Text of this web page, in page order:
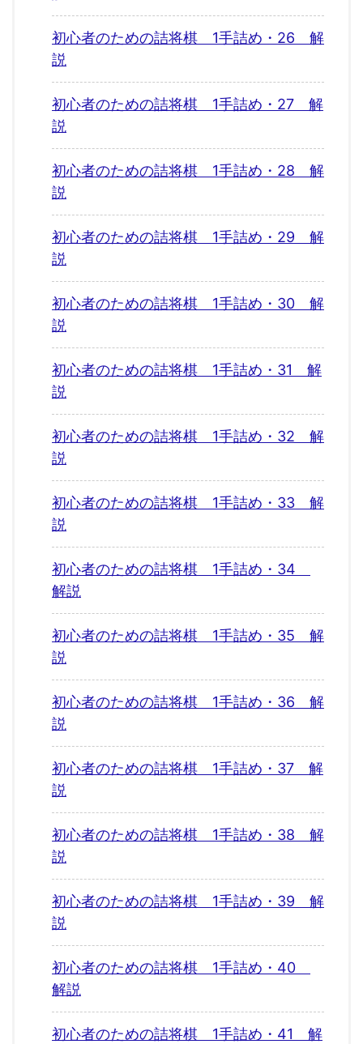
初心者のための詰将棋 1手詰め・26 解
説
初心者のための詰将棋 1手詰め・27 解
説
初心者のための詰将棋 1手詰め・28 解
説
初心者のための詰将棋 1手詰め・29 解
説
初心者のための詰将棋 1手詰め・30 解
説
初心者のための詰将棋 1手詰め・31 解
説
初心者のための詰将棋 1手詰め・32 解
説
初心者のための詰将棋 1手詰め・33 解
説
初心者のための詰将棋 1手詰め・34
解説
初心者のための詰将棋 1手詰め・35 解
説
初心者のための詰将棋 1手詰め・36 解
説
初心者のための詰将棋 1手詰め・37 解
説
初心者のための詰将棋 1手詰め・38 解
説
初心者のための詰将棋 1手詰め・39 解
説
初心者のための詰将棋 1手詰め・40
解説
初心者のための詰将棋 1手詰め・41 解